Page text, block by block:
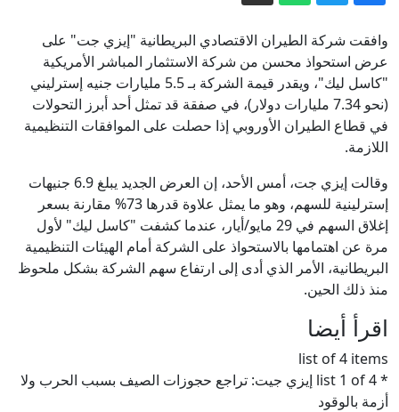
الظلام" إذا استهدفت الولايات المتحدة
محطات توليد الكهرباء الإيرانية
"أزمة سبتة".. المغرب "مستعد" للتعاون
في إعادة القصر
الأمن الفيدرالي الروسي يفكك شبكة
"كريبتو" في موسكو تعمل لصالح كييف
تواصل قصف مستودعات وايلدبيرز
"تاس": قراصنة روس يعثرون على وثائق
تتعلق بالغارات الجوية الأوكرانية على
محطات النفط في روسيا
شاهد خطابات ترامب المتقلبة بشأن الحرب
وافقت شركة الطيران الاقتصادي البريطانية "إيزي جت" على
عرض استحواذ محسن من شركة الاستثمار المباشر الأمريكية
"كاسل ليك"، ويقدر قيمة الشركة بـ 5.5 مليارات جنيه إسترليني
(نحو 7.34 مليارات دولار)، في صفقة قد تمثل أحد أبرز التحولات
في قطاع الطيران الأوروبي إذا حصلت على الموافقات التنظيمية
اللازمة.
وقالت إيزي جت، أمس الأحد، إن العرض الجديد يبلغ 6.9 جنيهات
إسترلينية للسهم، وهو ما يمثل علاوة قدرها 73% مقارنة بسعر
إغلاق السهم في 29 مايو/أيار، عندما كشفت "كاسل ليك" لأول
مرة عن اهتمامها بالاستحواذ على الشركة أمام الهيئات التنظيمية
البريطانية، الأمر الذي أدى إلى ارتفاع سهم الشركة بشكل ملحوظ
منذ ذلك الحين.
اقرأ أيضا
list of 4 items
* list 1 of 4 إيزي جيت: تراجع حجوزات الصيف بسبب الحرب ولا
أزمة بالوقود